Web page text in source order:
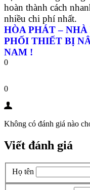
hoàn thành cách
nhiều chi phí nhất.
HÒA PHÁT –
PHỐI THIẾT BỊ
NAM !
0
0
Không có đánh giá nào
Viết đánh giá
Họ tên